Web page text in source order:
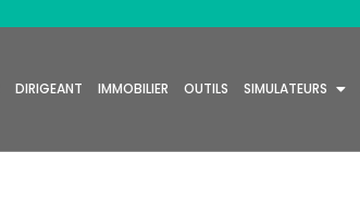
DIRIGEANT IMMOBILIER OUTILS SIMULATEURS